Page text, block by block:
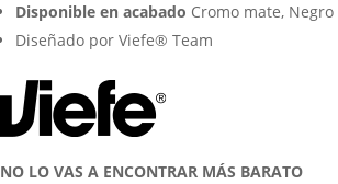
Disponible en acabado Cromo mate,
Diseñado por Viefe® Team
NO LO VAS A ENCONTRAR MÁS BARATO